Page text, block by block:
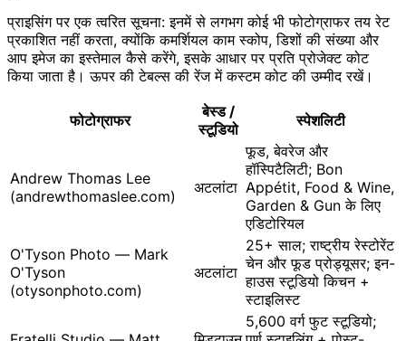
प्राइसिंग पर एक त्वरित सूचना: इनमें से लगभग कोई भी फोटोग्राफर तय रेट
प्रकाशित नहीं करता, क्योंकि कमर्शियल काम स्कोप, डिशों की संख्या और
आप इमेज का इस्तेमाल कैसे करेंगे, इसके आधार पर प्रति प्रोजेक्ट कोट
किया जाता है। ऊपर की टेबल्स की रेंज में कस्टम कोट की उम्मीद रखें।
फोटोग्राफर
बेस्ड /
स्टूडियो
स्पेशलिटी
Andrew Thomas Lee
(andrewthomaslee.com)
अटलांटा
फूड, बेवरेज और
हॉस्पिटैलिटी; Bon
Appétit, Food & Wine,
Garden & Gun के लिए
एडिटोरियल
O'Tyson Photo — Mark
O'Tyson
(otysonphoto.com)
अटलांटा
25+ साल; राष्ट्रीय रेस्टोरेंट
चेन और फूड प्रोड्यूसर; इन-
हाउस स्टूडियो किचन +
स्टाइलिस्ट
5,600 वर्ग फुट स्टूडियो;